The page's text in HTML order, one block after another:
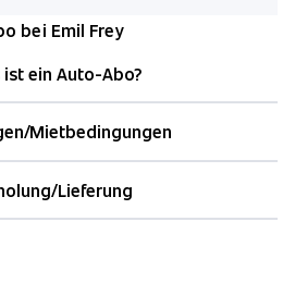
bei Emil Frey
ist ein Auto-Abo?
Mietbedingungen
Lieferung